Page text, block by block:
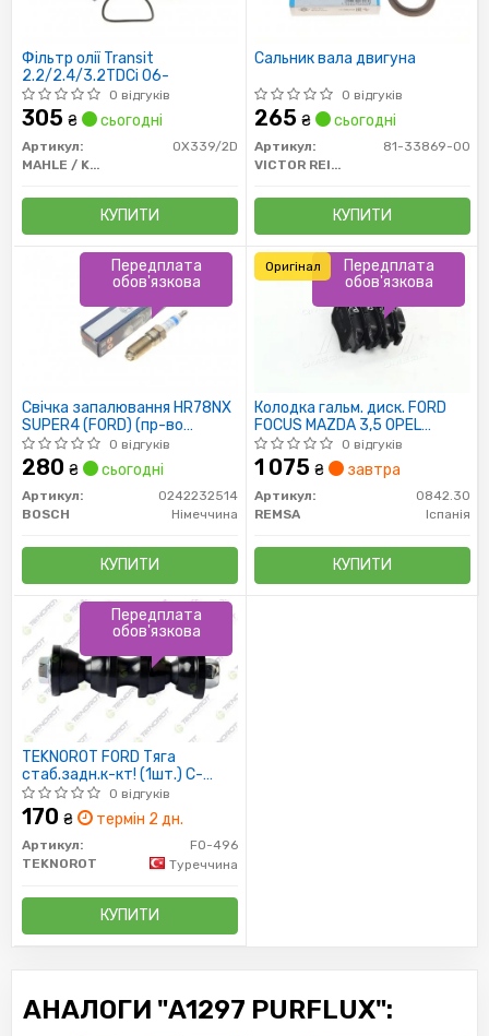
Фільтр олії Transit
2.2/2.4/3.2TDCi 06-
0 відгуків
305 ₴ сьогодні
Артикул:
OX339/2D
MAHLE / KNECHT
КУПИТИ
Сальник вала двигуна
0 відгуків
265 ₴ сьогодні
Артикул:
81-33869-00
VICTOR REINZ
КУПИТИ
Свічка запалювання HR78NX
SUPER4 (FORD) (пр-во
BOSCH)
0 відгуків
280 ₴ сьогодні
Артикул:
0242232514
BOSCH
Німеччина
КУПИТИ
Передплата
обов'язкова
Колодка гальм. диск. FORD
FOCUS MAZDA 3,5 OPEL
VECTRA C, RENAULT LAGUNA
задн. (пр-во REMSA)
0 відгуків
1 075 ₴ завтра
Артикул:
0842.30
REMSA
Іспанія
КУПИТИ
Передплата
обов'язкова
Оригінал
TEKNOROT FORD Тяга
стаб.задн.к-кт! (1шт.) C-
Max,Focus II,Volvo C30 07-
0 відгуків
170 ₴ термін 2 дн.
Артикул:
FO-496
TEKNOROT
Туреччина
КУПИТИ
Передплата
обов'язкова
АНАЛОГИ "A1297 PURFLUX":